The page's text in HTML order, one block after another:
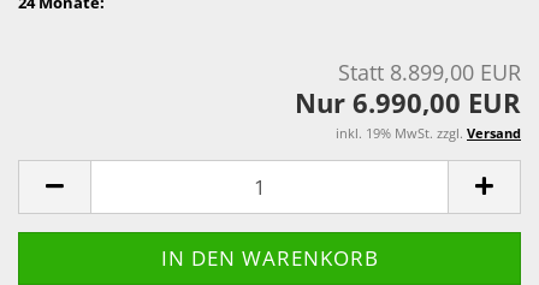
Statt 8.899,00 EUR
Nur 6.990,00 EUR
inkl. 19% MwSt. zzgl. Versand